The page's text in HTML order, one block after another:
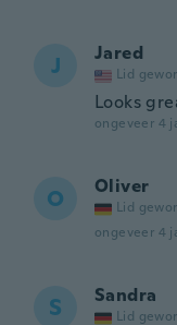
J Jared
Lid
Looks
ongeveer 4
O Oliver
Lid
ongeveer 4
S Sandra
Lid